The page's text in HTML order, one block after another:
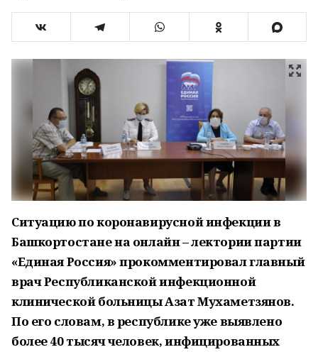
Ситуацию по коронавирусной инфекции в
Башкортостане на онлайн – лектории партии
«Единая Россия» прокомментировал главный
врач Республиканской инфекционной
клинической больницы Азат Мухаметзянов.
По его словам, в республике уже выявлено
более 40 тысяч человек, инфицированных